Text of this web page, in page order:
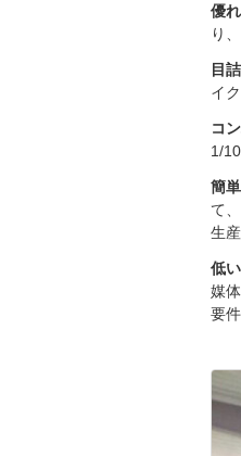
優
り
目
イ
コ
1/
簡
て
生
低
媒
要